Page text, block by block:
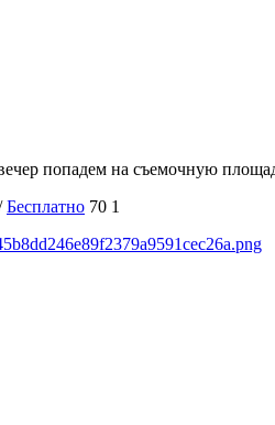
попадем на съемочную
Бесплатно 70 1